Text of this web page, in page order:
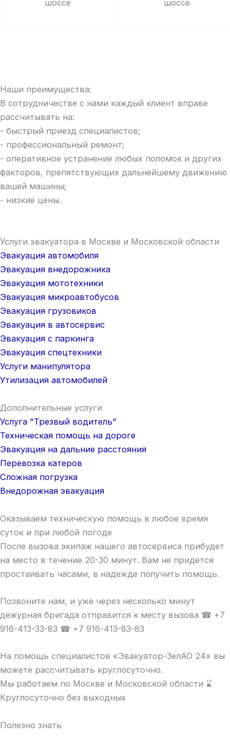
шоссе шоссе
Наши преимущества:
В сотрудничестве с нами каждый клиент вправе
рассчитывать на:
- быстрый приезд специалистов;
- профессиональный ремонт;
- оперативное устранение любых поломок и других
факторов, препятствующих дальнейшему движению
вашей машины;
- низкие цены.
Услуги эвакуатора в Москве и Московской области
Эвакуация автомобиля
Эвакуация внедорожника
Эвакуация мототехники
Эвакуация микроавтобусов
Эвакуация грузовиков
Эвакуация в автосервис
Эвакуация с паркинга
Эвакуация спецтехники
Услуги манипулятора
Утилизация автомобилей
Дополнительные услуги
Услуга "Трезвый водитель"
Техническая помощь на дороге
Эвакуация на дальние расстояния
Перевозка катеров
Сложная погрузка
Внедорожная эвакуация
Оказываем техническую помощь в любое время
суток и при любой погоде
После вызова экипаж нашего автосервиса прибудет
на место в течение 20-30 минут. Вам не придется
простаивать часами, в надежде получить помощь.
Позвоните нам, и уже через несколько минут
дежурная бригада отправится к месту вызова ☎ +7
916-413-33-83 ☎ +7 916-413-83-83
На помощь специалистов «Эвакуатор-ЗелАО 24» вы
можете рассчитывать круглосуточно.
Мы работаем по Москве и Московской области ⌛
Круглосуточно без выходных
Полезно знать